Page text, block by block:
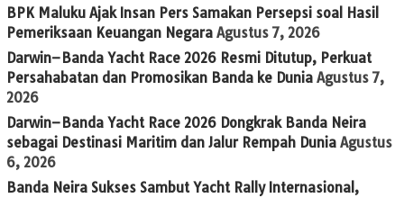
BPK Maluku Ajak Insan Pers Samakan Persepsi soal Hasil
Pemeriksaan Keuangan Negara Agustus 7, 2026
Darwin–Banda Yacht Race 2026 Resmi Ditutup, Perkuat
Persahabatan dan Promosikan Banda ke Dunia Agustus 7,
2026
Darwin–Banda Yacht Race 2026 Dongkrak Banda Neira
sebagai Destinasi Maritim dan Jalur Rempah Dunia Agustus
6, 2026
Banda Neira Sukses Sambut Yacht Rally Internasional,